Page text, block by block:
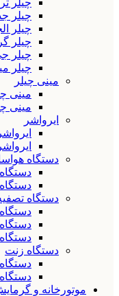
چیلر
چیلر
چیلر
چیلر
چیلر
مینی چیلر
مینی
مینی
ایرواشر
دستگاه
دستگاه
دستگاه زنت
موتورخانه و